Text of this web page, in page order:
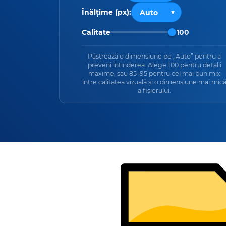
Înălțime (px):
Calitate 100
Păstrează o dimensiune pe „Auto” pentru a
preveni întinderea. Alege 100 pentru detalii
maxime, sau 85–95 pentru cel mai bun mix
între calitatea vizuală și o dimensiune mai mică
a fișierului.